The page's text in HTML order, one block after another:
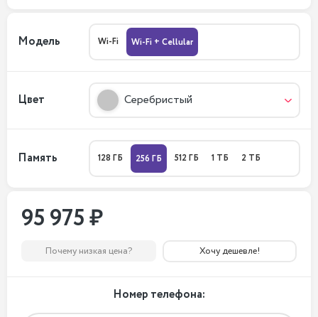
Модель Wi-Fi Wi-Fi + Cellular
Цвет Серебристый
Память 128 ГБ 256 ГБ 512 ГБ 1 ТБ 2 ТБ
95 975 ₽
Почему низкая цена? Хочу дешевле!
Номер телефона: